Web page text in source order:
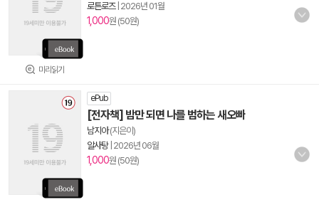
미리읽기
로튼로즈| 2026년 01월
1,000원 (50원)
ePub
[전자책] 밤만 되면 나를 범하는 새오빠
남지아(지은이)
알사탕| 2026년 06월
1,000원 (50원)